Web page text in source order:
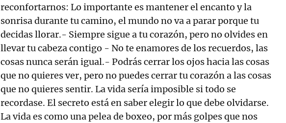
reconfortarnos: Lo importante es mantener el encanto y la
sonrisa durante tu camino, el mundo no va a parar porque tu
decidas llorar.- Siempre sigue a tu corazón, pero no olvides en
llevar tu cabeza contigo - No te enamores de los recuerdos, las
cosas nunca serán igual.- Podrás cerrar los ojos hacia las cosas
que no quieres ver, pero no puedes cerrar tu corazón a las cosas
que no quieres sentir. La vida sería imposible si todo se
recordase. El secreto está en saber elegir lo que debe olvidarse.
La vida es como una pelea de boxeo, por más golpes que nos